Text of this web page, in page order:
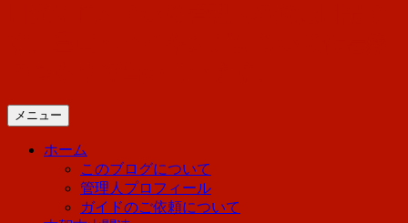
メニュー
ホーム
このブログについて
管理人プロフィール
ガイドのご依頼について